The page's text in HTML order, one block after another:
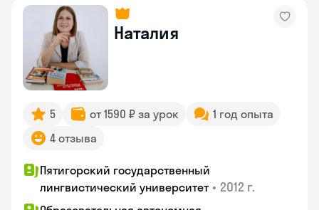
Наталия
5 от 1590 ₽ за урок
1 год опыта
4 отзыва
Пятигорский государственный
лингвистический университет • 2012 г.